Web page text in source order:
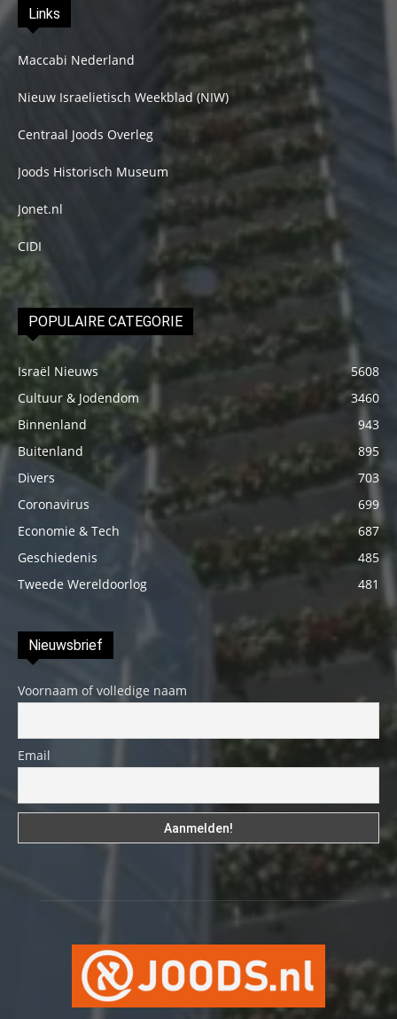
Links
Maccabi Nederland
Nieuw Israelietisch Weekblad (NIW)
Centraal Joods Overleg
Joods Historisch Museum
Jonet.nl
CIDI
POPULAIRE CATEGORIE
Israël Nieuws
5608
Cultuur & Jodendom
3460
Binnenland
943
Buitenland
895
Divers
703
Coronavirus
699
Economie & Tech
687
Geschiedenis
485
Tweede Wereldoorlog
481
Nieuwsbrief
Voornaam of volledige naam
Email